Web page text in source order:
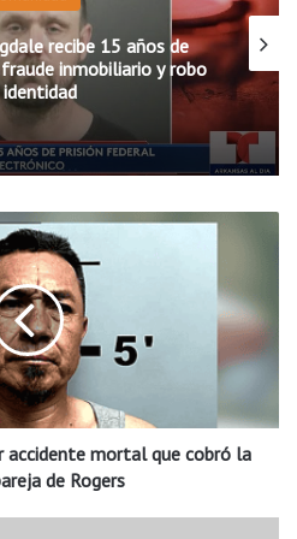
recibe 15 años de
inmobiliario y robo
identidad
accidente mortal que cobró la
de Rogers